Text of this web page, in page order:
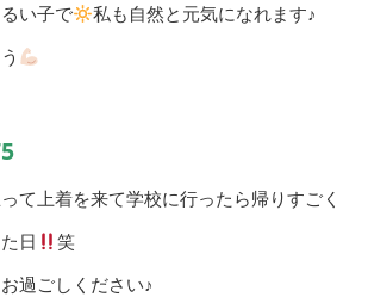
い子で
私も自然と元気になれます♪
て上着を来て学校に行ったら帰りすごく
日
笑
過ごしください♪